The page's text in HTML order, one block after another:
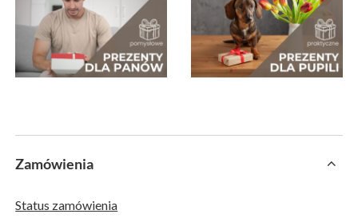
Zamówienia
Status zamówienia